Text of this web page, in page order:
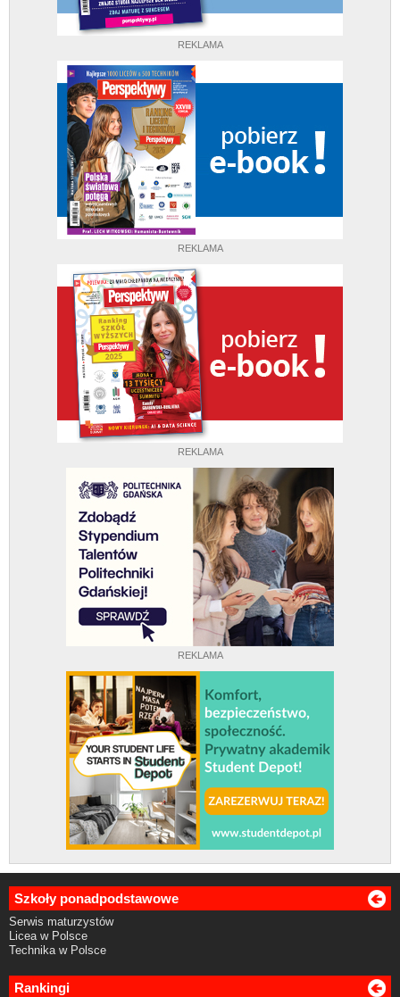
REKLAMA
REKLAMA
REKLAMA
REKLAMA
Szkoły ponadpodstawowe
Serwis maturzystów
Licea w Polsce
Technika w Polsce
Rankingi